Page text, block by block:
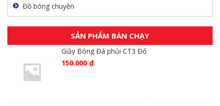
Đồ bóng chuyền
SẢN PHẨM BÁN CHẠY
Giầy Bóng Đá phủi CT3 Đỏ
150.000 ₫